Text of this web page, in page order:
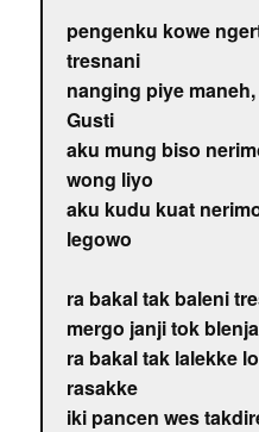
pengenku kowe
tresnani
nanging piye
Gusti
aku mung biso
wong liyo
aku kudu kuat
legowo
ra bakal tak baleni
mergo janji tok
ra bakal tak lalekke
rasakke
iki pancen wes